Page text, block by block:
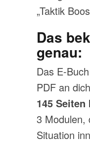
„Taktik
Das
genau:
Das E-
PDF an
145 Seiten
3 Modulen,
Situation